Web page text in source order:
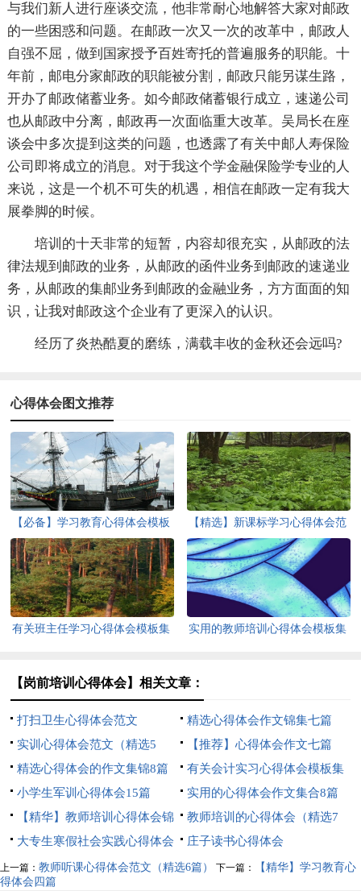
与我们新人进行座谈交流，他非常耐心地解答大家对邮政
的一些困惑和问题。在邮政一次又一次的改革中，邮政人
自强不屈，做到国家授予百姓寄托的普遍服务的职能。十
年前，邮电分家邮政的职能被分割，邮政只能另谋生路，
开办了邮政储蓄业务。如今邮政储蓄银行成立，速递公司
也从邮政中分离，邮政再一次面临重大改革。吴局长在座
谈会中多次提到这类的问题，也透露了有关中邮人寿保险
公司即将成立的消息。对于我这个学金融保险学专业的人
来说，这是一个机不可失的机遇，相信在邮政一定有我大
展拳脚的时候。
培训的十天非常的短暂，内容却很充实，从邮政的法
律法规到邮政的业务，从邮政的函件业务到邮政的速递业
务，从邮政的集邮业务到邮政的金融业务，方方面面的知
识，让我对邮政这个企业有了更深入的认识。
经历了炎热酷夏的磨练，满载丰收的金秋还会远吗?
心得体会图文推荐
【必备】学习教育心得体会模板
汇总5篇
【精选】新课标学习心得体会范
文合集10篇
有关班主任学习心得体会模板集
实用的教师培训心得体会模板集
【岗前培训心得体会】相关文章：
打扫卫生心得体会范文
精选心得体会作文锦集七篇
实训心得体会范文（精选5
篇）
【推荐】心得体会作文七篇
精选心得体会的作文集锦8篇
有关会计实习心得体会模板集
锦六篇
小学生军训心得体会15篇
实用的心得体会作文集合8篇
【精华】教师培训心得体会锦
集7篇
教师培训的心得体会（精选7
篇）
大专生寒假社会实践心得体会 庄子读书心得体会
上一篇： 教师听课心得体会范文（精选6篇） 下一篇：
【精华】学习教育心
得体会四篇